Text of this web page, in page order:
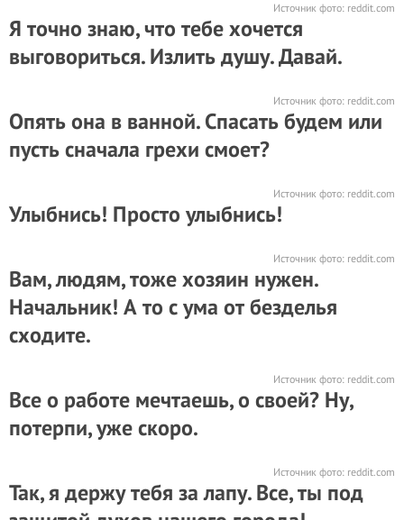
Источник фото: reddit.com
Я точно знаю, что тебе хочется
выговориться. Излить душу. Давай.
Источник фото: reddit.com
Опять она в ванной. Спасать будем или
пусть сначала грехи смоет?
Источник фото: reddit.com
Улыбнись! Просто улыбнись!
Источник фото: reddit.com
Вам, людям, тоже хозяин нужен.
Начальник! А то с ума от безделья
сходите.
Источник фото: reddit.com
Все о работе мечтаешь, о своей? Ну,
потерпи, уже скоро.
Источник фото: reddit.com
Так, я держу тебя за лапу. Все, ты под